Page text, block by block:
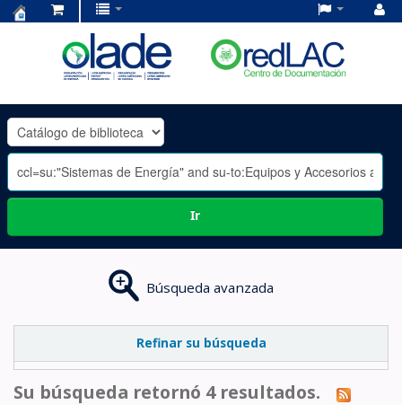
OLADE
-
Ir
Búsqueda avanzada
Refinar su búsqueda
Su búsqueda retornó 4 resultados.